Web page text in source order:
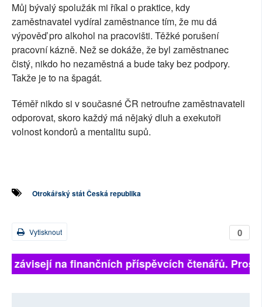
Můj bývalý spolužák mi říkal o praktice, kdy
zaměstnavatel vydíral zaměstnance tím, že mu dá
výpověď pro alkohol na pracovišti. Těžké porušení
pracovní kázně. Než se dokáže, že byl zaměstnanec
čistý, nikdo ho nezaměstná a bude taky bez podpory.
Takže je to na špagát.
Téměř nikdo si v současné ČR netroufne zaměstnavateli
odporovat, skoro každý má nějaký dluh a exekutoři
volnost kondorů a mentalitu supů.
Otrokářský stát Česká republika
0
Vytisknout
závisejí na finančních příspěvcích čtenářů.